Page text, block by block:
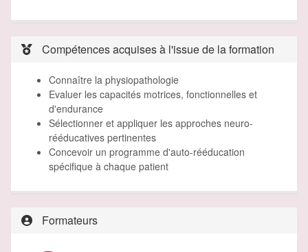
Compétences acquises à l'issue de la formation
Connaître la physiopathologie
Evaluer les capacités motrices, fonctionnelles et
d'endurance
Sélectionner et appliquer les approches neuro-
rééducatives pertinentes
Concevoir un programme d'auto-rééducation
spécifique à chaque patient
Formateurs